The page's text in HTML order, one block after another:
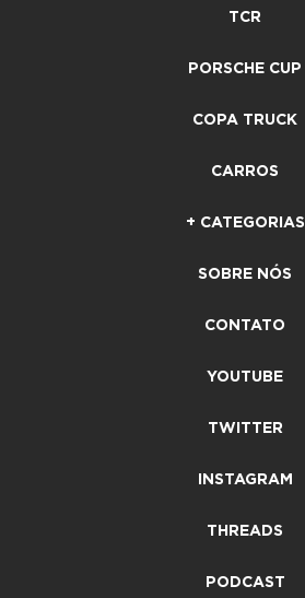
TCR
PORSCHE CUP
COPA TRUCK
CARROS
+ CATEGORIAS
SOBRE NÓS
CONTATO
YOUTUBE
TWITTER
INSTAGRAM
THREADS
PODCAST